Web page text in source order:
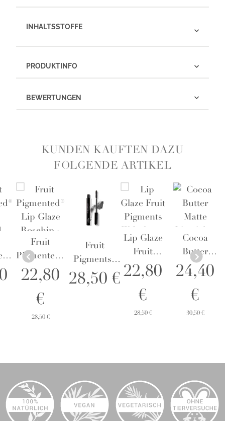
INHALTSSTOFFE
PRODUKTINFO
BEWERTUNGEN
KUNDEN KAUFTEN DAZU
FOLGENDE ARTIKEL
Fruit
Pigmented®
Lip Glaze
Rosehip -
Lippenstift
22,80
€
28,50 €
Fruit
Pigments®
Ultra
Lengthening
28,50 €
Lip Glaze
Fruit
Pigments
Elderberry
-
22,80
€
28,50 €
Cocoa
Butter
Matte
Lipstick +
Fruit
Marrakesh
24,40
€
30,50 €